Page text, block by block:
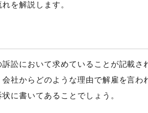
を解説します。
訟において求めていることが記載さ
社からどのような理由で解雇を言わ
に書いてあることでしょう。